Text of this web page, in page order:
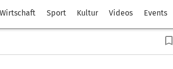
Wirtschaft Sport Kultur Videos Events